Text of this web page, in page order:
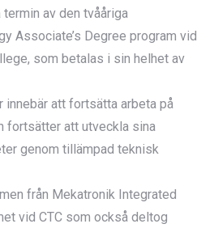
termin av den tvååriga
Associate’s Degree program vid
som betalas i sin helhet av
innebär att fortsätta arbeta på
fortsätter att utveckla sina
genom tillämpad teknisk
från Mekatronik Integrated
vid CTC som också deltog